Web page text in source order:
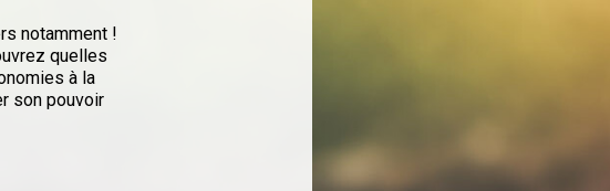
notamment !
quelles
à la
son pouvoir